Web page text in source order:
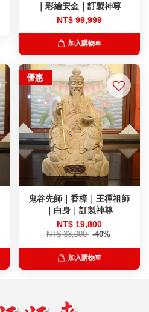
｜彩繪安金｜訂製神尊
NT$ 99,999
加入購物車
優惠
鬼谷先師｜香樟｜王禪祖師
｜白身｜訂製神尊
NT$ 19,800
NT$ 33,000 -40%
加入購物車